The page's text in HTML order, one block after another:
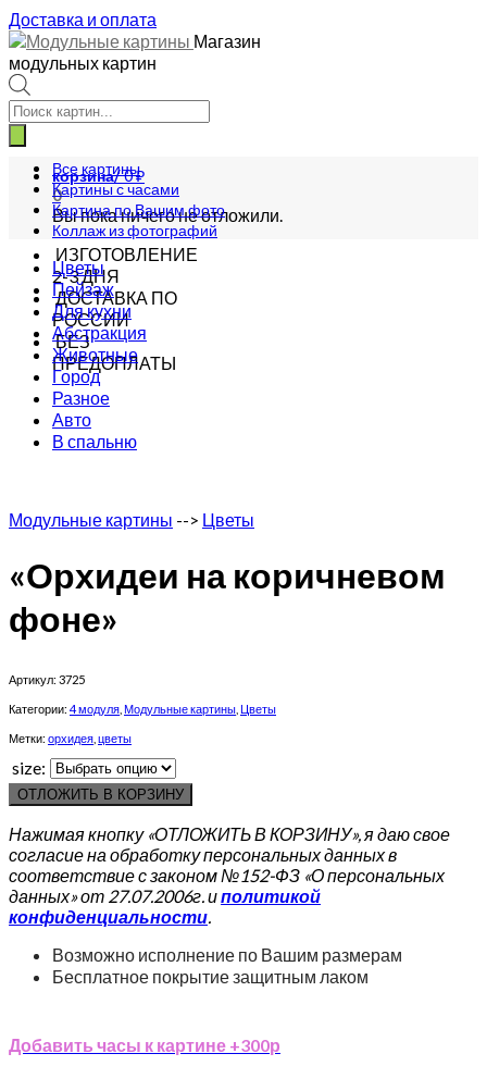
Доставка и оплата
Магазин
модульных картин
Поиск
товаров
корзина/0₽
0
Вы пока ничего не отложили.
ИЗГОТОВЛЕНИЕ
2-3 ДНЯ
ДОСТАВКА ПО
РОССИИ
БЕЗ
ПРЕДОПЛАТЫ
Все картины
Картины с часами
Картина по Вашим фото
Коллаж из фотографий
Цветы
Пейзаж
Для кухни
Абстракция
Животные
Город
Разное
Авто
В спальню
Модульные картины --> Цветы
«Орхидеи на коричневом
фоне»
Артикул: 3725
Категории: 4 модуля Модульные картины Цветы
Метки: орхидея цветы
size:
ОТЛОЖИТЬ В КОРЗИНУ
Нажимая кнопку «ОТЛОЖИТЬ В КОРЗИНУ», я даю свое
согласие на обработку персональных данных в
соответствие с законом №152-ФЗ «О персональных
данных» от 27.07.2006г. иполитикой
конфиденциальности.
Возможно исполнение по Вашим размерам
Бесплатное покрытие защитным лаком
Добавить часы к картине +300р